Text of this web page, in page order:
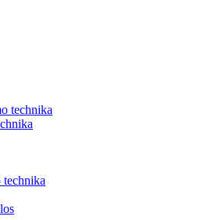
technika
technika